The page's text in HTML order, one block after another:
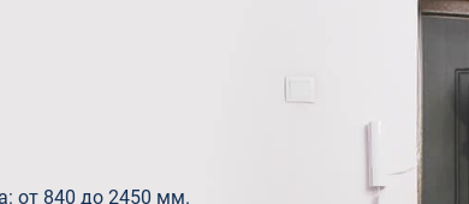
от 840 до 2450 мм.